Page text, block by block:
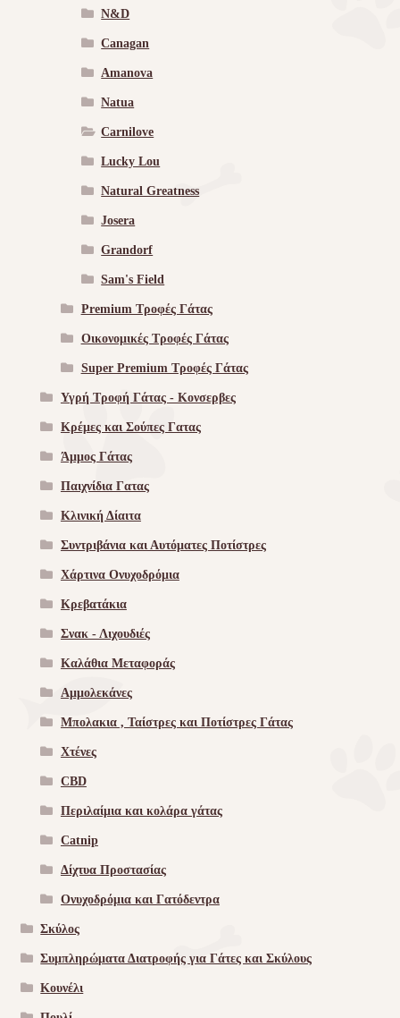
N&D
Canagan
Amanova
Natua
Carnilove
Lucky Lou
Natural Greatness
Josera
Grandorf
Sam's Field
Premium Τροφές Γάτας
Οικονομικές Τροφές Γάτας
Super Premium Τροφές Γάτας
Υγρή Τροφή Γάτας - Kονσερβες
Κρέμες και Σούπες Γατας
Άμμος Γάτας
Παιχνίδια Γατας
Κλινική Δίαιτα
Συντριβάνια και Αυτόματες Ποτίστρες
Χάρτινα Ονυχοδρόμια
Κρεβατάκια
Σνακ - Λιχουδιές
Καλάθια Μεταφοράς
Αμμολεκάνες
Μπολακια , Ταίστρες και Ποτίστρες Γάτας
Χτένες
CBD
Περιλαίμια και κολάρα γάτας
Catnip
Δίχτυα Προστασίας
Ονυχοδρόμια και Γατόδεντρα
Σκύλος
Συμπληρώματα Διατροφής για Γάτες και Σκύλους
Κουνέλι